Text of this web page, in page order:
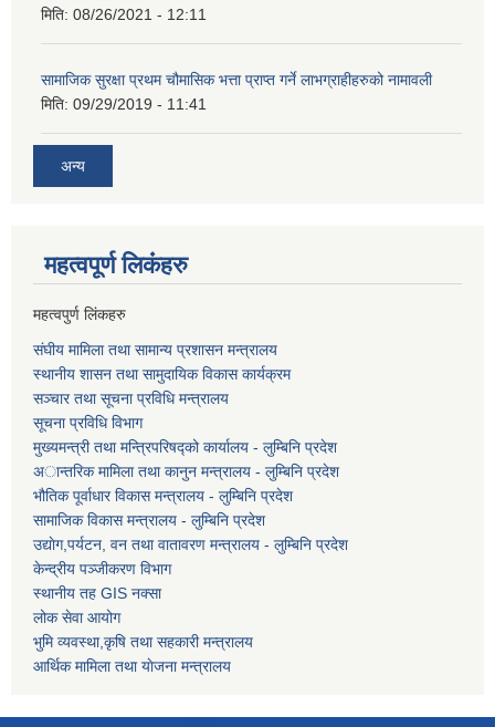
मिति: 08/26/2021 - 12:11
सामाजिक सुरक्षा प्रथम चौमासिक भत्ता प्राप्त गर्ने लाभग्राहीहरुको नामावली
मिति: 09/29/2019 - 11:41
अन्य
महत्वपूर्ण लि‌कंंहरु
महत्वपुर्ण लिंकहरु
संघीय मामिला तथा सामान्य प्रशासन मन्त्रालय
स्थानीय शासन तथा सामुदायिक विकास कार्यक्रम
सञ्चार तथा सूचना प्रविधि मन्त्रालय
सूचना प्रविधि विभाग
मुख्यमन्त्री तथा मन्त्रिपरिषद्को कार्यालय - लुम्बिनि प्रदेश
अान्तरिक मामिला तथा कानुन मन्त्रालय - लुम्बिनि प्रदेश
भौतिक पूर्वाधार विकास मन्त्रालय - लुम्बिनि प्रदेश
सामाजिक विकास मन्त्रालय - लुम्बिनि प्रदेश
उद्याेग,पर्यटन, वन तथा वातावरण मन्त्रालय - लुम्बिनि प्रदेश
केन्द्रीय पञ्जीकरण विभाग
स्थानीय तह GIS नक्सा
लोक सेवा आयोग
भुमि व्यवस्था,कृषि तथा सहकारी मन्त्रालय
आर्थिक मामिला तथा याेजना मन्त्रालय